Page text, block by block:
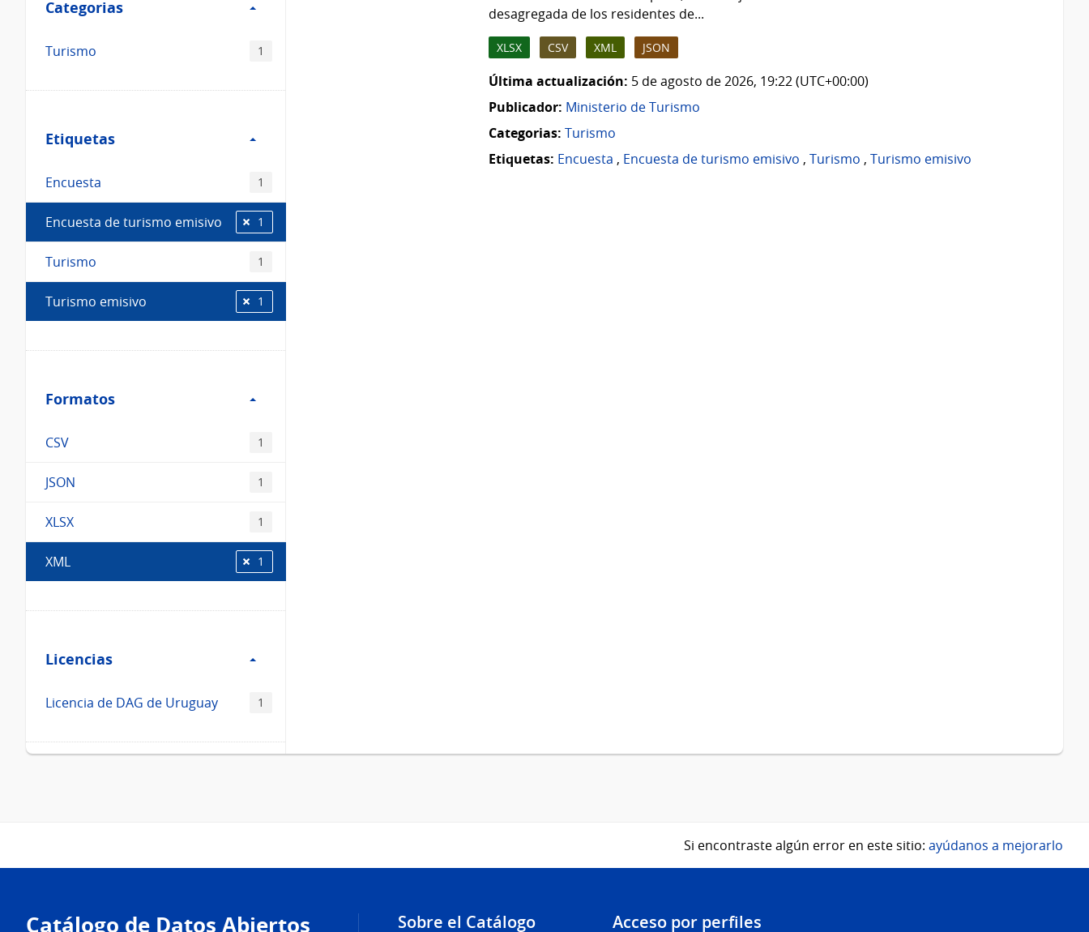
Categorias
Categorias
Turismo 1
Etiquetas
Etiquetas
Encuesta 1
Encuesta de turismo emisivo 1
Turismo 1
Turismo emisivo 1
Formatos
Formatos
CSV 1
JSON 1
XLSX 1
XML 1
Licencias
Licencias
Licencia de DAG de Uruguay 1
desagregada de los residentes de...
XLSX CSV XML JSON
Última actualización: 5 de agosto de 2026, 19:22 (UTC+00:00)
Publicador: Ministerio de Turismo
Categorias: Turismo
Etiquetas: Encuesta , Encuesta de turismo emisivo , Turismo , Turismo emisivo
Si encontraste algún error en este sitio: ayúdanos a mejorarlo
Catálogo de Datos Abiertos Sobre el Catálogo Acceso por perfiles